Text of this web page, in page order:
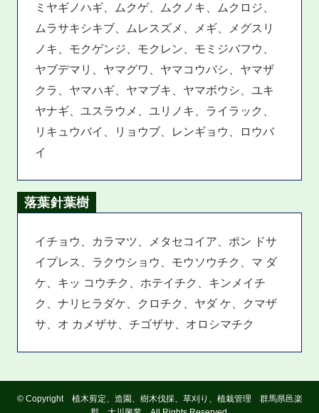
ミヤギノハギ、ムクゲ、ムクノキ、ムクロジ、
ムラサキシキブ、ムレスズメ、メギ、メグスリ
ノキ、モクゲンジ、モクレン、モミジバフウ、
ヤブデマリ、ヤマグワ、ヤマコウバシ、ヤマザ
クラ、ヤマハギ、ヤマブキ、ヤマボウシ、ユキ
ヤナギ、ユスラウメ、ユリノキ、ライラック、
リキュウバイ、リョウブ、レンギョウ、ロウバ
イ
落葉針葉樹
イチョウ、カラマツ、メタセコイア、ポン ドサ
イプレス、ラクウショウ、モウソウチク、マ ダ
ケ、キッ コウチク、ホテイチク、キンメイチ
ク、ナリヒラダケ、クロチク、ヤダ ケ、クマザ
サ、オ カメザサ、チゴザサ、オロシマチク
©Copyright 植木剪定、造園、樹木伐採、草刈り、植栽管理 群馬県邑楽